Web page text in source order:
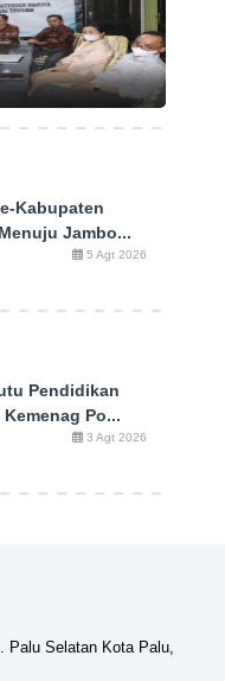
Kabupaten
Jambo...
5 Agt 2026
Pendidikan
Po...
3 Agt 2026
Palu Selatan Kota Palu,